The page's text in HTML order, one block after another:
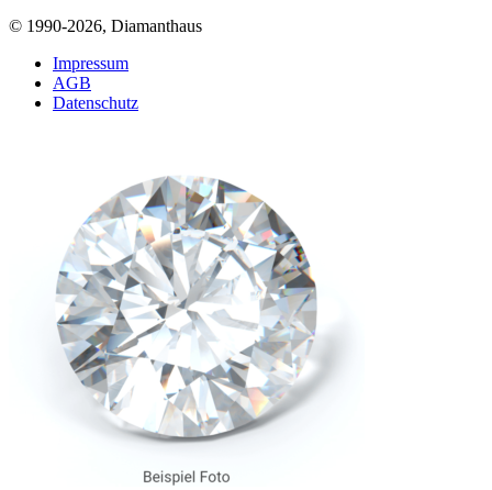
© 1990-2026, Diamanthaus
Impressum
AGB
Datenschutz